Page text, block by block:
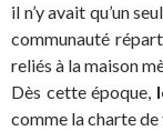
il n’y avait qu’un
communauté
reliés à la maison
Dès cette époque,
comme la charte